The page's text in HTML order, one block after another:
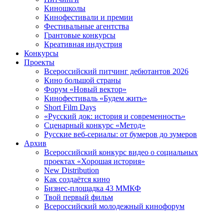
Киношколы
Кинофестивали и премии
Фестивальные агентства
Грантовые конкурсы
Креативная индустрия
Конкурсы
Проекты
Всероссийский питчинг дебютантов 2026
Кино большой страны
Форум «Новый вектор»
Кинофестиваль «Будем жить»
Short Film Days
«Русский док: история и современность»
Сценарный конкурс «Метод»
Русские веб-сериалы: от бумеров до зумеров
Архив
Всероссийский конкурс видео о социальных
проектах «Хорошая история»
New Distribution
Как создаётся кино
Бизнес-площадка 43 ММКФ
Твой первый фильм
Всероссийский молодежный кинофорум